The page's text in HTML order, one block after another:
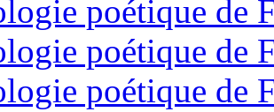
poétique de
poétique de
poétique de